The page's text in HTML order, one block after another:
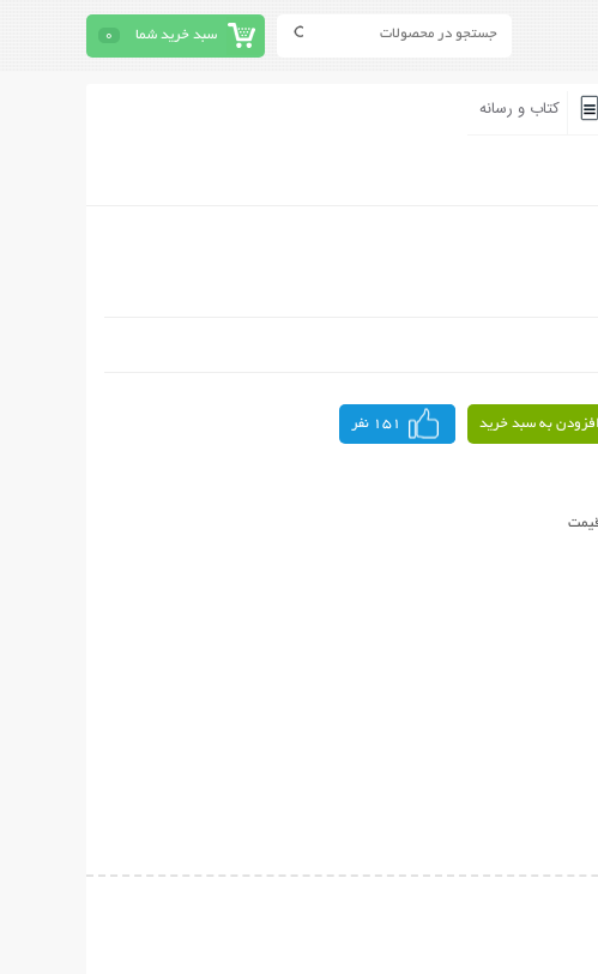
سبد خرید شما 0
کتاب و رسانه
افزودن به سبد خرید 151 نفر